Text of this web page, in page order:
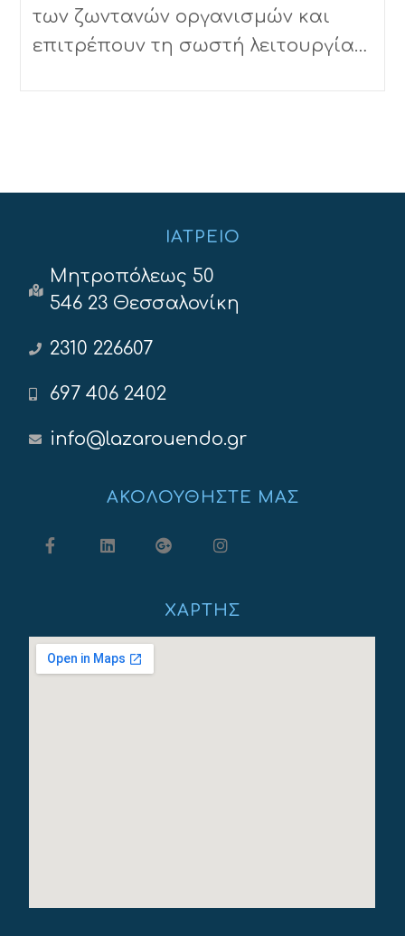
των ζωντανών οργανισμών και
επιτρέπουν τη σωστή λειτουργία…
ΙΑΤΡΕΊΟ
Μητροπόλεως 50
546 23 Θεσσαλονίκη
2310 226607
697 406 2402
info@lazarouendo.gr
ΑΚΟΛΟΥΘΉΣΤΕ ΜΑΣ
ΧΆΡΤΗΣ